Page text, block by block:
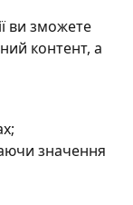
ви зможете
контент, а
значення